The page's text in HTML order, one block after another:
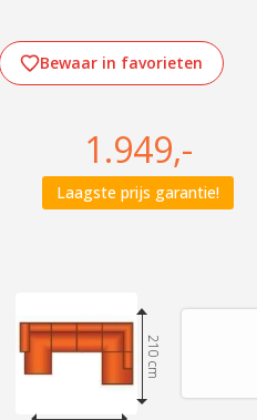
Bewaar in favorieten
1.949,-
Laagste prijs garantie!
210 cm